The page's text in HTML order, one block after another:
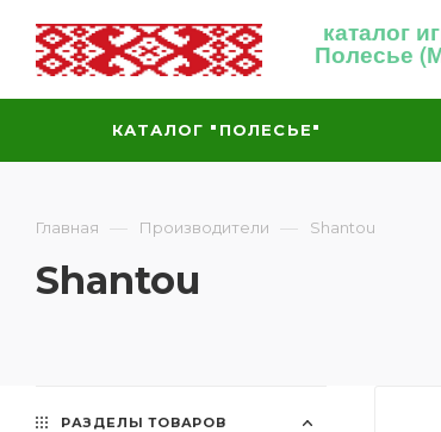
каталог
Полесье
КАТАЛОГ "ПОЛЕСЬЕ"
Главная — Производители — Shantou
Shantou
РАЗДЕЛЫ ТОВАРОВ